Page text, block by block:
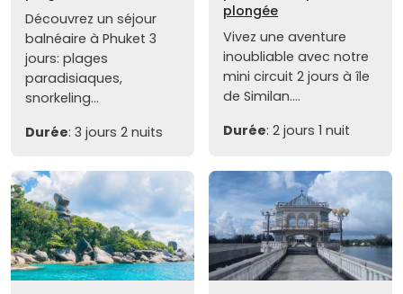
Découvrez un séjour
balnéaire à Phuket 3
jours: plages
paradisiaques,
snorkeling...
Durée: 3 jours 2 nuits
plongée
Vivez une aventure
inoubliable avec notre
mini circuit 2 jours à île
de Similan....
Durée: 2 jours 1 nuit